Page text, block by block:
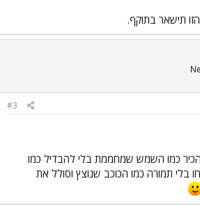
תישאר בתוקף.
#3
כמו השמש שמחממת בלי להבדיל כמו
בלי תמורה כמו הכוכב שנוצץ וסולל את